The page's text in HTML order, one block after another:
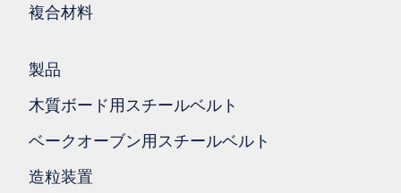
複合材料
製品
木質ボード用スチールベルト
ベークオーブン用スチールベルト
造粒装置